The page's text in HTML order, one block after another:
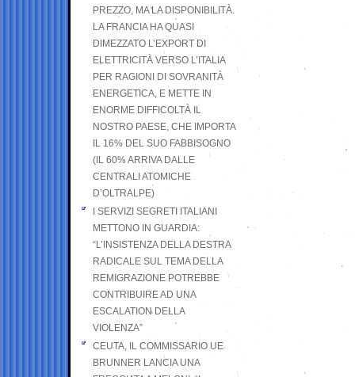
PREZZO, MA LA DISPONIBILITÀ.
LA FRANCIA HA QUASI
DIMEZZATO L’EXPORT DI
ELETTRICITÀ VERSO L’ITALIA
PER RAGIONI DI SOVRANITÀ
ENERGETICA, E METTE IN
ENORME DIFFICOLTÀ IL
NOSTRO PAESE, CHE IMPORTA
IL 16% DEL SUO FABBISOGNO
(IL 60% ARRIVA DALLE
CENTRALI ATOMICHE
D’OLTRALPE)
I SERVIZI SEGRETI ITALIANI
METTONO IN GUARDIA:
“L’INSISTENZA DELLA DESTRA
RADICALE SUL TEMA DELLA
REMIGRAZIONE POTREBBE
CONTRIBUIRE AD UNA
ESCALATION DELLA
VIOLENZA”
CEUTA, IL COMMISSARIO UE
BRUNNER LANCIA UNA